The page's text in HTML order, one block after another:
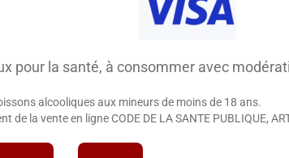
pour la santé, à consommer avec
alcooliques aux mineurs de moins de 18 ans.
de la vente en ligne CODE DE LA SANTE PUBLIQUE,